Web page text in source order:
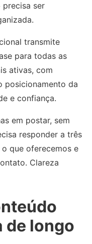
precisa ser
transmite
para todas as
ativas, com
posicionamento da
e confiança.
em postar, sem
responder a três
que oferecemos e
Clareza
de longo